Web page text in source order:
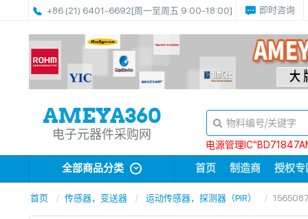
+86 (21) 6401-6692[周一至周五 9:00-18:00] 即时咨询
电子元器件采购网
电源管理
全部商品分类 首页 制造商 授权专
首页 传感器，变送器 运动传感器，探测器（PIR）